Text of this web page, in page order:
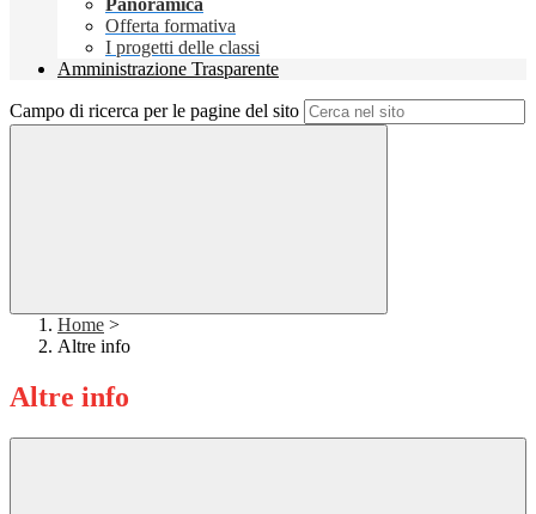
Panoramica
Offerta formativa
I progetti delle classi
Amministrazione Trasparente
Campo di ricerca per le pagine del sito
Home >
Altre info
Altre info